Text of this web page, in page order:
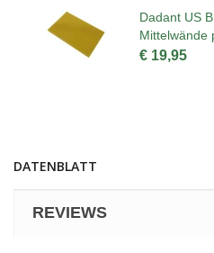
Dadant US
Mittelwände
€ 19,95
DATENBLATT
REVIEWS